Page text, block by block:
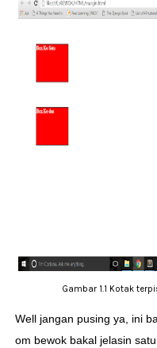
Gambar 1.1 Kotak
Well jangan pusing ya, ini
om bewok bakal jelasin satu